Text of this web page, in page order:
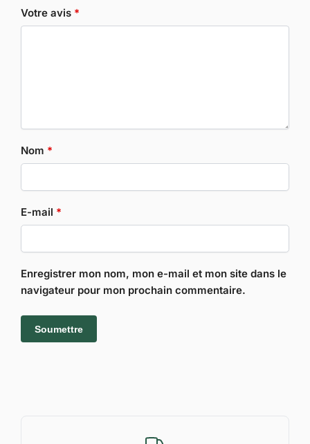
Votre avis *
Nom *
E-mail *
Enregistrer mon nom, mon e-mail et mon site dans le
navigateur pour mon prochain commentaire.